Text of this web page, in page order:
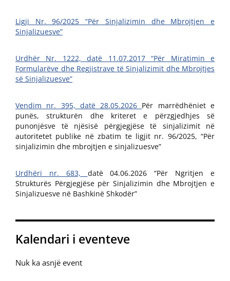
Ligji Nr. 96/2025 “Për Sinjalizimin dhe Mbrojtjen e
Sinjalizuesve”
Urdhër Nr. 1222, datë 11.07.2017 “Për Miratimin e
Formularëve dhe Regjistrave të Sinjalizimit dhe Mbrojtjes
së Sinjalizuesve”
Vendim nr. 395, datë 28.05.2026 Për marrëdhëniet e
punës, strukturën dhe kriteret e përzgjedhjes së
punonjësve të njësisë përgjegjëse të sinjalizimit në
autoritetet publike në zbatim te ligjit nr. 96/2025, “Për
sinjalizimin dhe mbrojtjen e sinjalizuesve”
Urdhëri nr. 683, datë 04.06.2026 “Për Ngritjen e
Strukturës Përgjegjëse për Sinjalizimin dhe Mbrojtjen e
Sinjalizuesve në Bashkinë Shkodër”
Kalendari i eventeve
Nuk ka asnjë event